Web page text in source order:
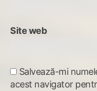
Site web
Salvează-mi
acest navigator